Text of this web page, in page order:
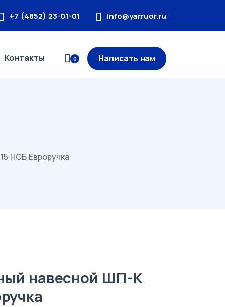
+7 (4852) 23-01-01 info@yarruor.ru
Контакты 0 Написать нам
НОБ Евроручка
навесной ШП-К